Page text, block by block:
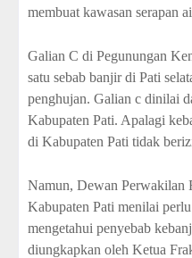
membuat kawasan serapan
Galian C di Pegunungan
satu sebab banjir di Pati
penghujan. Galian c dinilai
Kabupaten Pati. Apalagi
di Kabupaten Pati tidak
Namun, Dewan Perwakilan
Kabupaten Pati menilai
mengetahui penyebab
diungkapkan oleh Ketua